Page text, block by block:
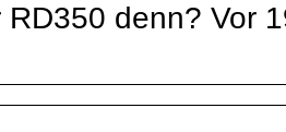
RD350 denn? Vor